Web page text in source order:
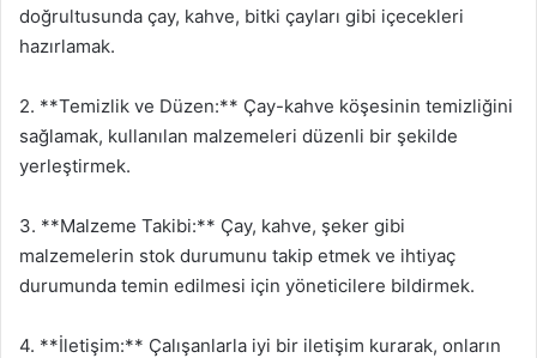
doğrultusunda çay, kahve, bitki çayları gibi içecekleri
hazırlamak.
2. **Temizlik ve Düzen:** Çay-kahve köşesinin temizliğini
sağlamak, kullanılan malzemeleri düzenli bir şekilde
yerleştirmek.
3. **Malzeme Takibi:** Çay, kahve, şeker gibi
malzemelerin stok durumunu takip etmek ve ihtiyaç
durumunda temin edilmesi için yöneticilere bildirmek.
4. **İletişim:** Çalışanlarla iyi bir iletişim kurarak, onların